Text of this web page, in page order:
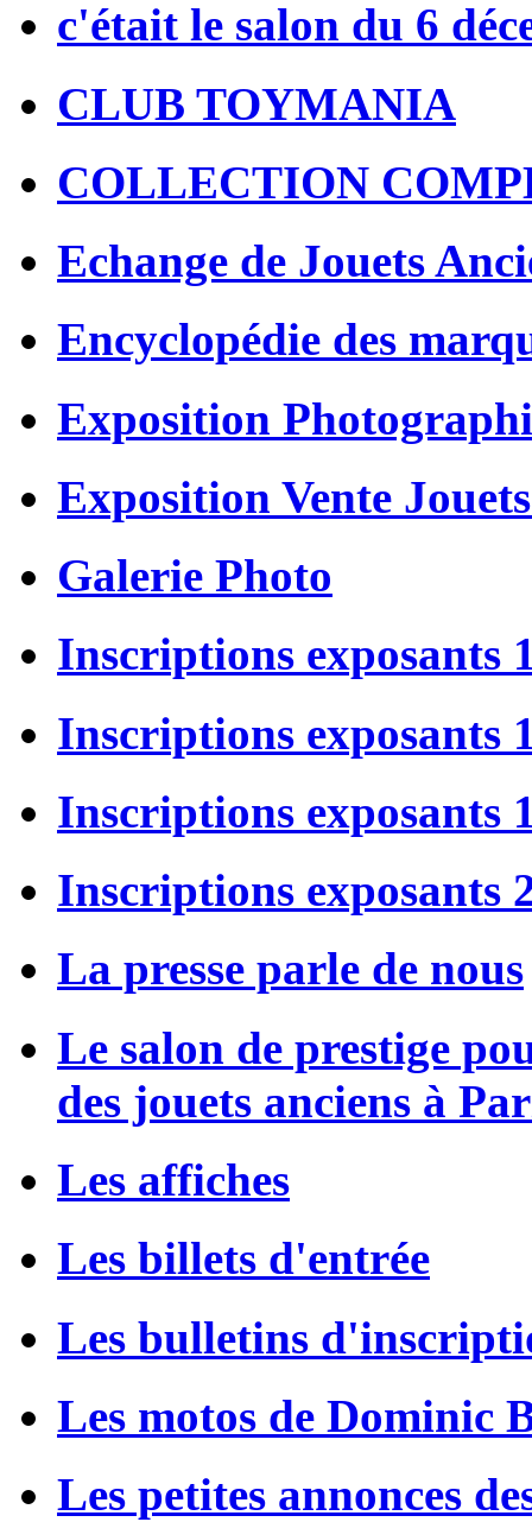
c'était le salon du 6
CLUB TOYMANIA
COLLECTION
Echange de Jouets
Encyclopédie des
Exposition
Exposition Vente
Galerie Photo
Inscriptions exposants
Inscriptions exposants
Inscriptions exposants
Inscriptions exposants
La presse parle de nous
Le salon de prestige
des jouets anciens à
Les affiches
Les billets d'entrée
Les bulletins
Les motos de Dominic
Les petites annonces